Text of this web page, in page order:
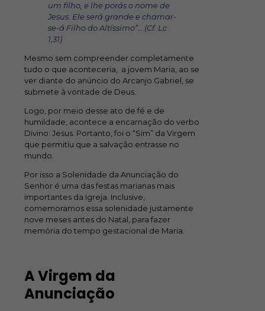
um filho, e lhe porás o nome de
Jesus. Ele será grande e chamar-
se-á Filho do Altíssimo”… (Cf. Lc
1,31)
Mesmo sem compreender completamente
tudo o que aconteceria, a jovem Maria, ao se
ver diante do anúncio do Arcanjo Gabriel, se
submete à vontade de Deus.
Logo, por meio desse ato de fé e de
humildade, acontece a encarnação do verbo
Divino: Jesus. Portanto, foi o “Sim” da Virgem
que permitiu que a salvação entrasse no
mundo.
Por isso a Solenidade da Anunciação do
Senhor é uma das festas marianas mais
importantes da Igreja. Inclusive,
comemoramos essa solenidade justamente
nove meses antes do Natal, para fazer
memória do tempo gestacional de Maria.
A Virgem da
Anunciação